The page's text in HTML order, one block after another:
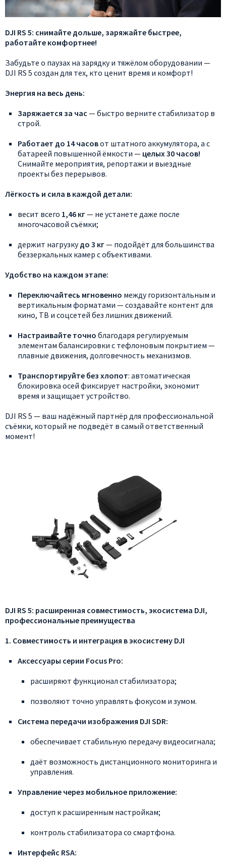
DJI RS 5: снимайте дольше, заряжайте быстрее,
работайте комфортнее!
Забудьте о паузах на зарядкуи тяжёлом оборудовании —
DJI RS 5 создан для тех, кто ценит время и комфорт!
Энергия на весь день:
Заряжается за час — быстро верните стабилизатор в
строй.
Работает до 14часовот штатного аккумулятора, а с
батареей повышенной ёмкости — целых30 часов!
Снимайте мероприятия, репортажи и выездные
проекты без перерывов.
Лёгкость и сила в каждой детали:
весит всего 1,46 кг— не устанете даже после
многочасовой съёмки;
держит нагрузкудо 3 кг— подойдёт для большинства
беззеркальных камер собъективами.
Удобство на каждом этапе:
Переключайтесь мгновенно междугоризонтальным и
вертикальным форматами — создавайте контент для
кино, ТВ и соцсетей без лишнихдвижений.
Настраивайте точно благодаря регулируемым
элементам балансировки с тефлоновым покрытием —
плавные движения, долговечность механизмов.
Транспортируйте без хлопот: автоматическая
блокировка осей фиксирует настройки, экономит
время и защищает устройство.
DJI RS 5 — ваш надёжный партнёр для профессиональной
съёмки, который не подведёт в самый ответственный
момент!
DJI RS 5: расширенная совместимость, экосистема DJI,
профессиональные преимущества
1. Совместимость и интеграция вэкосистему DJI
Аксессуары серии Focus Pro:
расширяют функционал стабилизатора;
позволяют точно управлять фокусом и зумом.
Система передачи изображения DJI SDR:
обеспечивает стабильную передачувидеосигнала;
даёт возможность дистанционного мониторинга и
управления.
Управление через мобильное приложение:
доступ к расширенным настройкам;
контроль стабилизатора со смартфона.
Интерфейс RSA: